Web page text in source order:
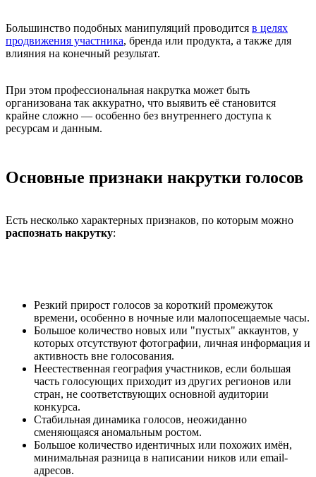
Большинство подобных манипуляций проводится в целях
продвижения участника, бренда или продукта, а также для
влияния на конечный результат.
При этом профессиональная накрутка может быть
организована так аккуратно, что выявить её становится
крайне сложно — особенно без внутреннего доступа к
ресурсам и данным.
Основные признаки накрутки голосов
Есть несколько характерных признаков, по которым можно
распознать накрутку:
Резкий прирост голосов за короткий промежуток
времени, особенно в ночные или малопосещаемые часы.
Большое количество новых или "пустых" аккаунтов, у
которых отсутствуют фотографии, личная информация и
активность вне голосования.
Неестественная география участников, если большая
часть голосующих приходит из других регионов или
стран, не соответствующих основной аудитории
конкурса.
Стабильная динамика голосов, неожиданно
сменяющаяся аномальным ростом.
Большое количество идентичных или похожих имён,
минимальная разница в написании ников или email-
адресов.